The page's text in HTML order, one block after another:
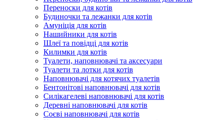
Переноски для котів
Будиночки та лежанки для котів
Амуніція для котів
Нашийники для котів
Шлеї та повідці для котів
Килимки для котів
Туалети, наповнювачі та аксесуари
Туалети та лотки для котів
Наповнювачі для котячих туалетів
Бентонітові наповнювачі для котів
Силікагелеві наповнювачі для котів
Деревні наповнювачі для котів
Соєві наповнювачі для котів